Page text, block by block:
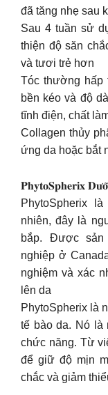
đã tăng nhẹ sau
Sau 4 tuần sử
thiện độ săn
và tươi trẻ hơn
Tóc thường hấp
bền kéo và độ
tĩnh điện, chất
Collagen thủy
ứng da hoặc bắt
𝐏𝐡𝐲𝐭𝐨𝐒𝐩𝐡𝐞𝐫𝐢𝐱
PhytoSpherix
nhiên, đây là
bắp. Được sản
nghiệp ở
nghiệm và xác
lên da
PhytoSpherix là
tế bào da. Nó là
chức năng. Từ
để giữ độ mịn
chắc và giảm